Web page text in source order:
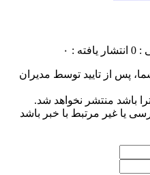
0 انتشار یافته : ۰
پس از تایید توسط مدیران
باشد منتشر نخواهد شد.
یا غیر مرتبط با خبر باشد